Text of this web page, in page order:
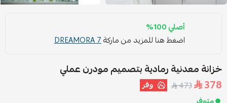
أصلي 100%
اضغط هنا للمزيد من ماركةDREAMORA 7
خزانة معدنية رمادية بتصميم مودرن عملي
378
473 وفر